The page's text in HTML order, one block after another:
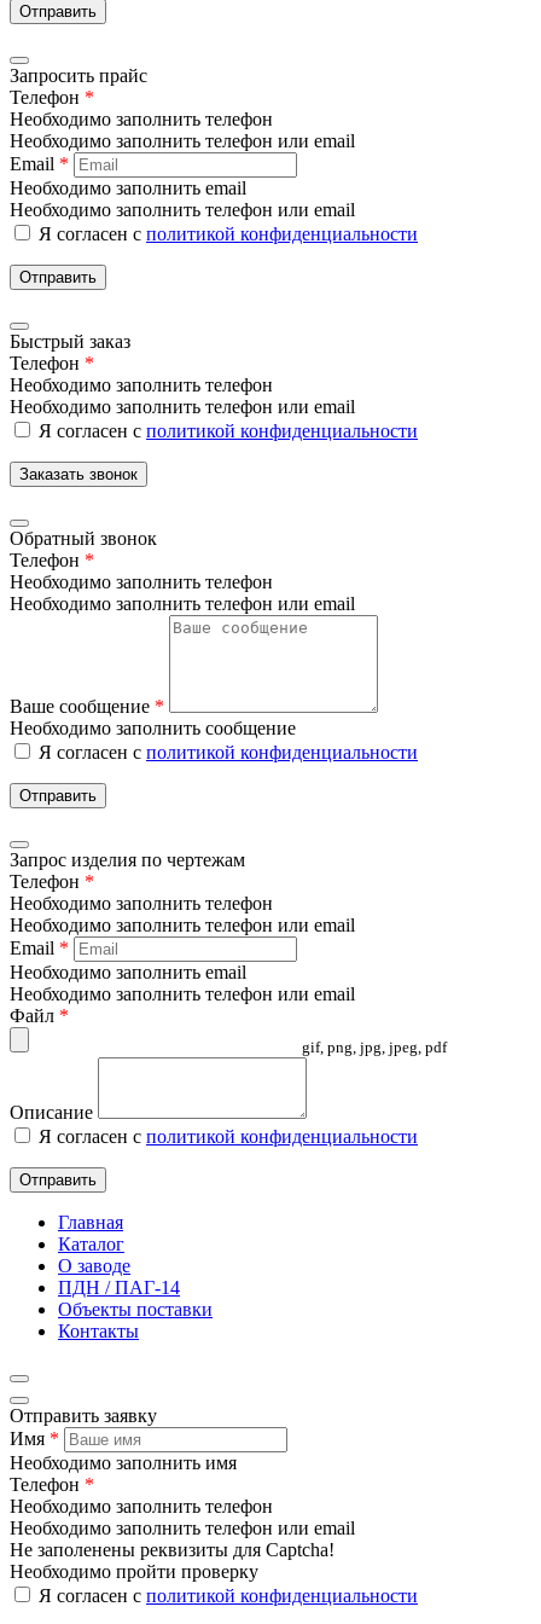
Отправить
Запросить прайс
Телефон *
Необходимо заполнить телефон
Необходимо заполнить телефон или email
Email *
Необходимо заполнить email
Необходимо заполнить телефон или email
Я согласен с политикой конфиденциальности
Отправить
Быстрый заказ
Телефон *
Необходимо заполнить телефон
Необходимо заполнить телефон или email
Я согласен с политикой конфиденциальности
Заказать звонок
Обратный звонок
Телефон *
Необходимо заполнить телефон
Необходимо заполнить телефон или email
Ваше сообщение *
Необходимо заполнить сообщение
Я согласен с политикой конфиденциальности
Отправить
Запрос изделия по чертежам
Телефон *
Необходимо заполнить телефон
Необходимо заполнить телефон или email
Email *
Необходимо заполнить email
Необходимо заполнить телефон или email
Файл *
gif, png, jpg, jpeg, pdf
Описание
Я согласен с политикой конфиденциальности
Отправить
Главная
Каталог
О заводе
ПДН / ПАГ-14
Объекты поставки
Контакты
Отправить заявку
Имя *
Необходимо заполнить имя
Телефон *
Необходимо заполнить телефон
Необходимо заполнить телефон или email
Не заполенены реквизиты для Captcha!
Необходимо пройти проверку
Я согласен с политикой конфиденциальности